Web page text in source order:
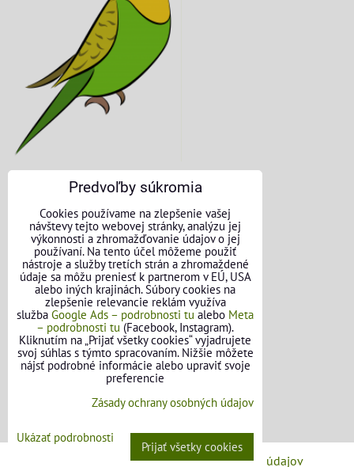
KONTAKTNÉ ÚDAJE
O nás
Kontakt
Požičovňa náradia
Názory našich zákazníkov
Mapa stránok
SLEDUJTE NÁS
Facebook
Zásady ochrany osobných údajov
Predvoľby súkromia
Cookies používame na zlepšenie vašej
návštevy tejto webovej stránky, analýzu jej
výkonnosti a zhromažďovanie údajov o jej
používaní. Na tento účel môžeme použiť
nástroje a služby tretích strán a zhromaždené
údaje sa môžu preniesť k partnerom v EÚ, USA
alebo iných krajinách. Súbory cookies na
zlepšenie relevancie reklám využíva
služba Google Ads – podrobnosti tu alebo Meta
– podrobnosti tu (Facebook, Instagram).
Kliknutím na „Prijať všetky cookies“ vyjadrujete
svoj súhlas s týmto spracovaním. Nižšie môžete
nájsť podrobné informácie alebo upraviť svoje
preferencie
Zásady ochrany osobných údajov
Ukázať podrobnosti
Prijať všetky cookies